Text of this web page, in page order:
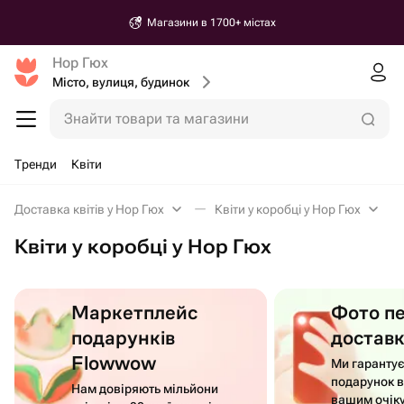
Магазини в 1700+ містах
Нор Гюх
Місто, вулиця, будинок
Знайти товари та магазини
Тренди Квіти
Доставка квітів у Нор Гюх Квіти у коробці у Нор Гюх
Квіти у коробці у Нор Гюх
Маркетплейс
подарунків
Flowwow
Нам довіряють мільйони
Фото
Ми
подарунок
вашим